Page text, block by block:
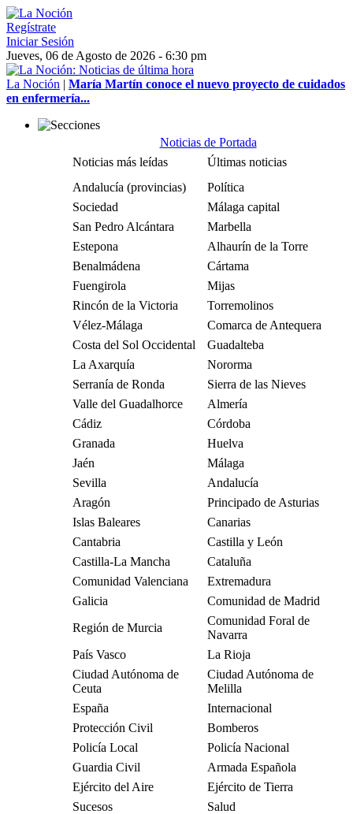
Regístrate
Iniciar Sesión
Jueves, 06 de Agosto de 2026 - 6:30 pm
La Noción | María Martín conoce el nuevo proyecto de cuidados
en enfermería...
Noticias de Portada
Noticias más leídas
Últimas noticias
Andalucía (provincias)
Política
Sociedad
Málaga capital
San Pedro Alcántara
Marbella
Estepona
Alhaurín de la Torre
Benalmádena
Cártama
Fuengirola
Mijas
Rincón de la Victoria
Torremolinos
Vélez-Málaga
Comarca de Antequera
Costa del Sol Occidental
Guadalteba
La Axarquía
Nororma
Serranía de Ronda
Sierra de las Nieves
Valle del Guadalhorce
Almería
Cádiz
Córdoba
Granada
Huelva
Jaén
Málaga
Sevilla
Andalucía
Aragón
Principado de Asturias
Islas Baleares
Canarias
Cantabria
Castilla y León
Castilla-La Mancha
Cataluña
Comunidad Valenciana
Extremadura
Galicia
Comunidad de Madrid
Región de Murcia
Comunidad Foral de
Navarra
País Vasco
La Rioja
Ciudad Autónoma de
Ceuta
Ciudad Autónoma de
Melilla
España
Internacional
Protección Civil
Bomberos
Policía Local
Policía Nacional
Guardia Civil
Armada Española
Ejército del Aire
Ejército de Tierra
Sucesos
Salud